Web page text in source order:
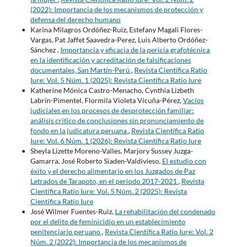
(2022): Importancia de los mecanismos de protección y
defensa del derecho humano
Karina Milagros Ordóñez-Ruiz, Estefany Magali Flores-
Vargas, Pat Jaffet Saavedra-Perez, Luis Alberto Ordóñez-
Sánchez , Importancia y eficacia de la pericia grafotécnica
en la identificación y acreditación de falsificaciones
documentales, San Martín-Perú , Revista Científica Ratio
Iure: Vol. 5 Núm. 1 (2025): Revista Científica Ratio Iure
Katherine Mónica Castro-Menacho, Cynthia Lizbeth
Labrín-Pimentel, Flormila Violeta Vicuña-Pérez,Vacíos
judiciales en los procesos de desprotección familiar:
análisis crítico de conclusiones sin pronunciamiento de
fondo en la judicatura peruana, Revista Científica Ratio
Iure: Vol. 6 Núm. 1 (2026): Revista Científica Ratio Iure
Sheyla Lizette Moreno-Valles, Marjory Sussey Juzga-
Gamarra, José Roberto Siaden-Valdivieso, El estudio con
éxito y el derecho alimentario en los Juzgados de Paz
Letrados de Tarapoto, en el periodo 2017-2021 , Revista
Científica Ratio Iure: Vol. 5 Núm. 2 (2025): Revista
Científica Ratio Iure
José Wilmer Fuentes-Ruiz, La rehabilitación del condenado
por el delito de feminicidio en un establecimiento
penitenciario peruano, Revista Científica Ratio Iure: Vol. 2
Núm. 2 (2022): Importancia de los mecanismos de